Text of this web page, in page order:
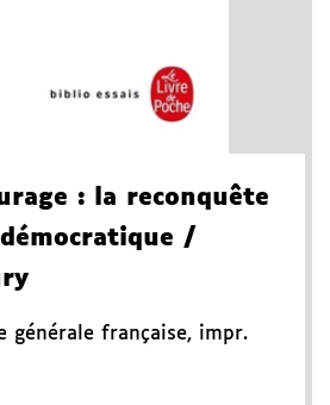
: la reconquête
/
générale française, impr.